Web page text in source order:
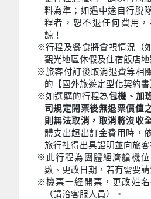
料為準；如遇中途自行脫
程者，恕不退任何費用
諒！
※行程及餐食將會視情況（
觀光地區休假及住宿飯店地
※旅客付訂後取消退費等相
的【國外旅遊定型化契約書
※如選購的行程為包機、加
司規定開票後無退票價值
則無法取消，取消將沒收
體支出超出訂金費用時，
旅行社得出具證明並向旅客
※此行程為團體經濟艙機
數、更改日期，若有需要請
※機票一經開票，更改姓
（請洽客服人員）。